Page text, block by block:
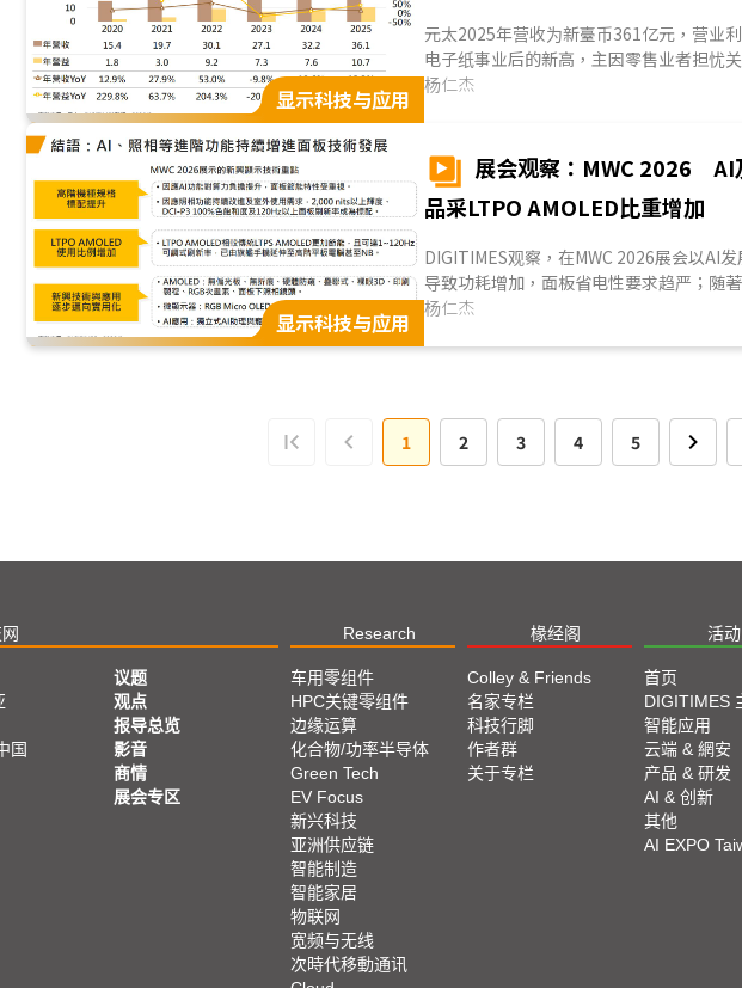
显示科技与应用
元太2025年营收为新臺币361亿元，营业
电子纸事业后的新高，主因零售业者担忧
反助长电子标签出货。DIGITIMES观察，
向失调，节能性佳的电子纸可望加速取代
动元太营收获利持续成长。...
杨仁杰
显示科技与应用
展会观察：MWC 2026 AI
品采LTPO AMOLED比重增加
DIGITIMES观察，在MWC 2026展会以AI
导致功耗增加，面板省电性要求趋严；随
色彩饱和度成为高端智能手機标配。为兼
用...
杨仁杰
1 2 3 4 5
Research 椽经阁 活
国
议题
观点
报导总览
影音
商情
展会专区
车用零组件
HPC关键零组件
边缘运算
化合物/功率半导体
Green Tech
EV Focus
新兴科技
亚洲供应链
智能制造
智能家居
物联网
宽频与无线
次時代移動通讯
Colley & Friends
名家专栏
科技行脚
作者群
关于专栏
首页
DIGITIMES
智能应用
云端 & 網安
产品 & 研发
AI & 创新
其他
AI EXPO